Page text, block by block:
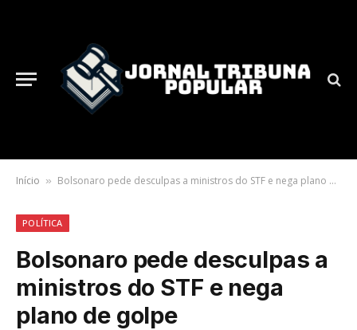
Início » Bolsonaro pede desculpas a ministros do STF e nega plano de golpe
POLÍTICA
Bolsonaro pede desculpas a
ministros do STF e nega
plano de golpe